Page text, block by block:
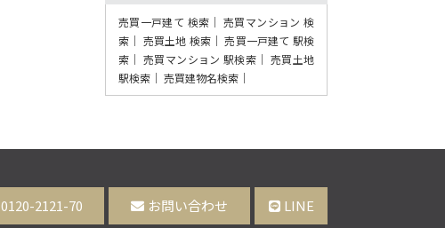
売買一戸建て 検索
売買マンション 検
索
売買土地 検索
売買一戸建て 駅検
索
売買マンション 駅検索
売買土地
駅検索
売買建物名検索
0120-2121-70 お問い合わせ LINE